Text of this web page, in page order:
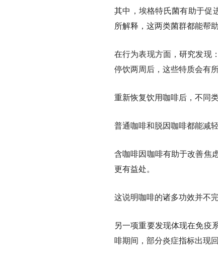
其中，埃格特氏菌有助于促
所解释，这两类菌群都能帮
在行为表现方面，研究发现
停饮两周后，这些特质会有
重新恢复饮用咖啡后，不同
普通咖啡和脱因咖啡都能减
含咖啡因咖啡有助于改善焦
更有益处。
这说明咖啡的诸多功效并不
另一项重要发现体现在免疫
啡期间，部分炎症指标出现